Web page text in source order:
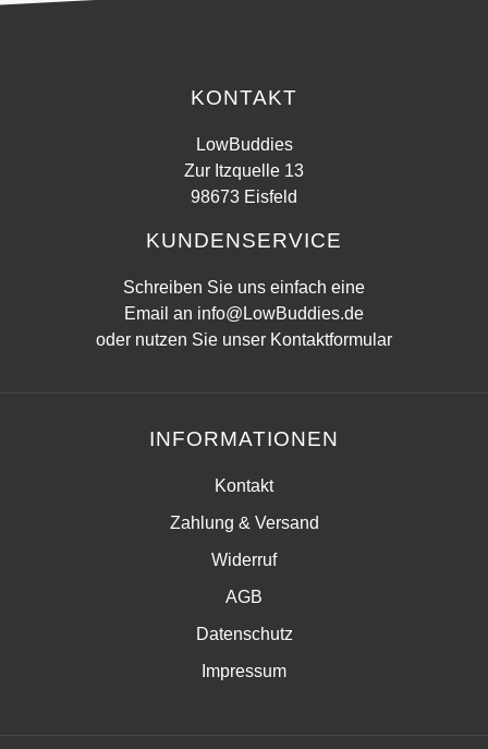
KONTAKT
LowBuddies
Zur Itzquelle 13
98673 Eisfeld
KUNDENSERVICE
Schreiben Sie uns einfach eine
Email an info@LowBuddies.de
oder nutzen Sie unser Kontaktformular
INFORMATIONEN
Kontakt
Zahlung & Versand
Widerruf
AGB
Datenschutz
Impressum